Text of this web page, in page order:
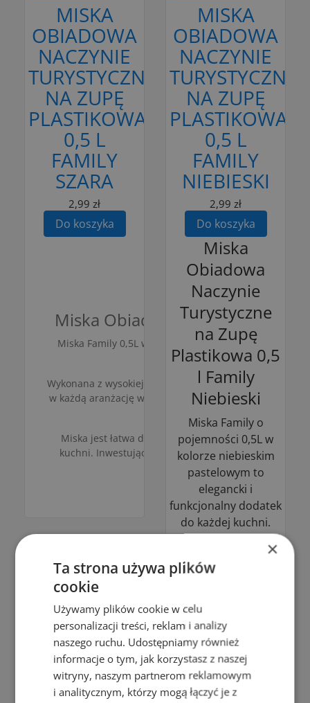
MISKA
OBIADOWA
NACZYNIE
TURYSTYCZNE
NA ZUPĘ
PLASTIKOWA
0,5 L
FAMILY
SZARA
2,99 zł
Do koszyka
Miska Obiadowa Naczynie
Miska Family 0,5L w kolorze szarym to doskonały
Wykonana z wysokiej jakości materiałów, wyróżnia się
w każdą aranżację wnętrza. Jej pojemność 0,5L
Miska jest łatwa do czyszczenia i można ją używać
kuchni. Inwestując w miskę Family, wybierasz
MISKA
OBIADOWA
NACZYNIE
TURYSTYCZNE
NA ZUPĘ
PLASTIKOWA
0,5 L
FAMILY
NIEBIESKI
2,99 zł
Do koszyka
Miska
Obiadowa
Naczynie
Turystyczne
na Zupę
Plastikowa 0,5
l Family
Niebieski
Miska Family o
pojemności 0,5L w
kolorze niebieskim
pastelowym to
elegancki i
funkcjonalny dodatek
do każdej kuchni.
Wykonana z wysokiej
jakości materiałów,
charakteryzuje się
estetyką, która
sprawia, że idealnie
nadaje się do
serwowania zarówno
potraw głównych, jak
i przekąsek. Jej
×
Ta strona używa plików
cookie
Używamy plików cookie w celu
personalizacji treści, reklam i analizy
naszego ruchu. Udostępniamy również
informacje o tym, jak korzystasz z naszej
witryny, naszym partnerom reklamowym
i analitycznym, którzy mogą łączyć je z